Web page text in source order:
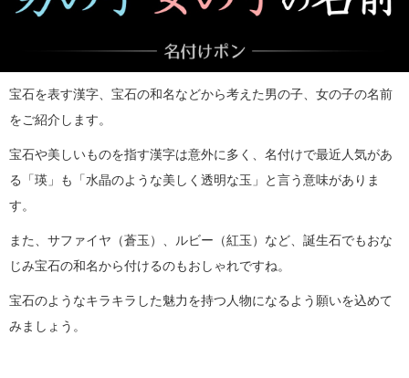
宝石を表す漢字、宝石の和名などから考えた男の子、女の子の名前
をご紹介します。
宝石や美しいものを指す漢字は意外に多く、名付けで最近人気があ
る「瑛」も「水晶のような美しく透明な玉」と言う意味がありま
す。
また、サファイヤ（蒼玉）、ルビー（紅玉）など、誕生石でもおな
じみ宝石の和名から付けるのもおしゃれですね。
宝石のようなキラキラした魅力を持つ人物になるよう願いを込めて
みましょう。